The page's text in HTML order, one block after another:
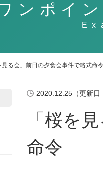
ンポイ
見る会」前日の夕食会事件で略式命
2020.12.25（更新日
「桜を
命令